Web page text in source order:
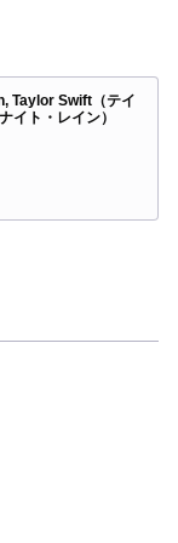
Taylor Swift（テイ
イト・レイン）